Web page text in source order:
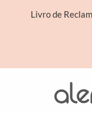
Livro de